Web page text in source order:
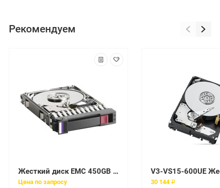
Рекомендуем
Жесткий диск EMC 450GB 4G FC 15K Hot-swap HDD [005049032]
Цена по запросу 30 144 ₽